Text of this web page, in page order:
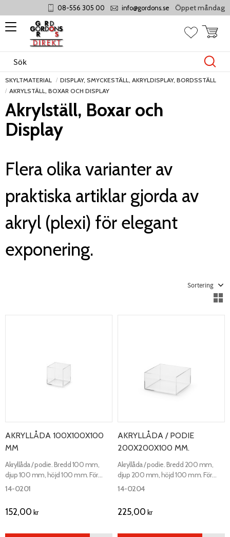
Meny
08-556 305 00 info@gordons.se Öppet måndag -
Favoriter
SKYLTMATERIAL
DISPLAY, SMYCKESTÄLL, AKRYLDISPLAY, BORDSSTÄLL
AKRYLSTÄLL, BOXAR OCH DISPLAY
Akrylställ, Boxar och
Display
Flera olika varianter av
praktiska artiklar gjorda av
akryl (plexi) för elegant
exponering.
AKRYLLÅDA 100X100X100
MM
Akryllåda / podie. Bredd 100 mm,
djup 100 mm, höjd 100 mm. För
exponering eller förvaring på disk eller
14-0201
152,00 kr
AKRYLLÅDA / PODIE
200X200X100 MM.
Akryllåda / podie. Bredd 200 mm,
djup 200 mm, höjd 100 mm. För
exponering eller förvaring på disk eller
14-0204
225,00 kr